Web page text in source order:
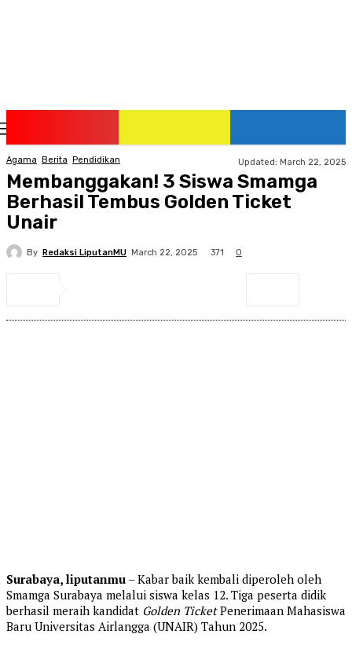
Agama Berita Pendidikan Updated: March 22, 2025
Membanggakan! 3 Siswa Smamga
Berhasil Tembus Golden Ticket
Unair
By Redaksi LiputanMU March 22, 2025 371 0
Surabaya, liputanmu – Kabar baik kembali diperoleh oleh
Smamga Surabaya melalui siswa kelas 12. Tiga peserta didik
berhasil meraih kandidat Golden TicketPenerimaan Mahasiswa
Baru Universitas Airlangga (UNAIR) Tahun 2025.